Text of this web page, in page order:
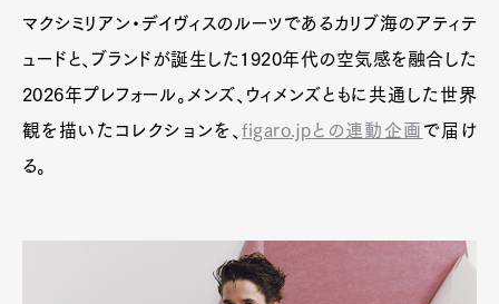
マクシミリアン・デイヴィスのルーツであるカリブ海のアティテ
ュードと、ブランドが誕生した1920年代の空気感を融合した
2026年プレフォール。メンズ、ウィメンズともに共通した世界
観を描いたコレクションを、figaro.jpとの連動企画 で届け
る。